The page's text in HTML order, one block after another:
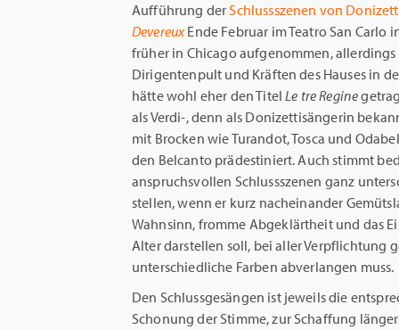
Aufführung derSchlussszenen von
DevereuxEnde Februar im Teatro San
früher in Chicago aufgenommen,
Dirigentenpult und Kräften des Hauses in
hätte wohl eher den TitelLe tre Regine
als Verdi-, denn als Donizettisängerin
mit Brocken wie Turandot, Tosca und
den Belcanto prädestiniert. Auch stimmt
anspruchsvollen Schlussszenen ganz
stellen, wenn er kurz nacheinander
Wahnsinn, fromme Abgeklärtheit und das
Alter darstellen soll, bei aller Verpflichtung
unterschiedliche Farben abverlangen muss.
Den Schlussgesängen ist jeweils die
Schonung der Stimme, zur Schaffung